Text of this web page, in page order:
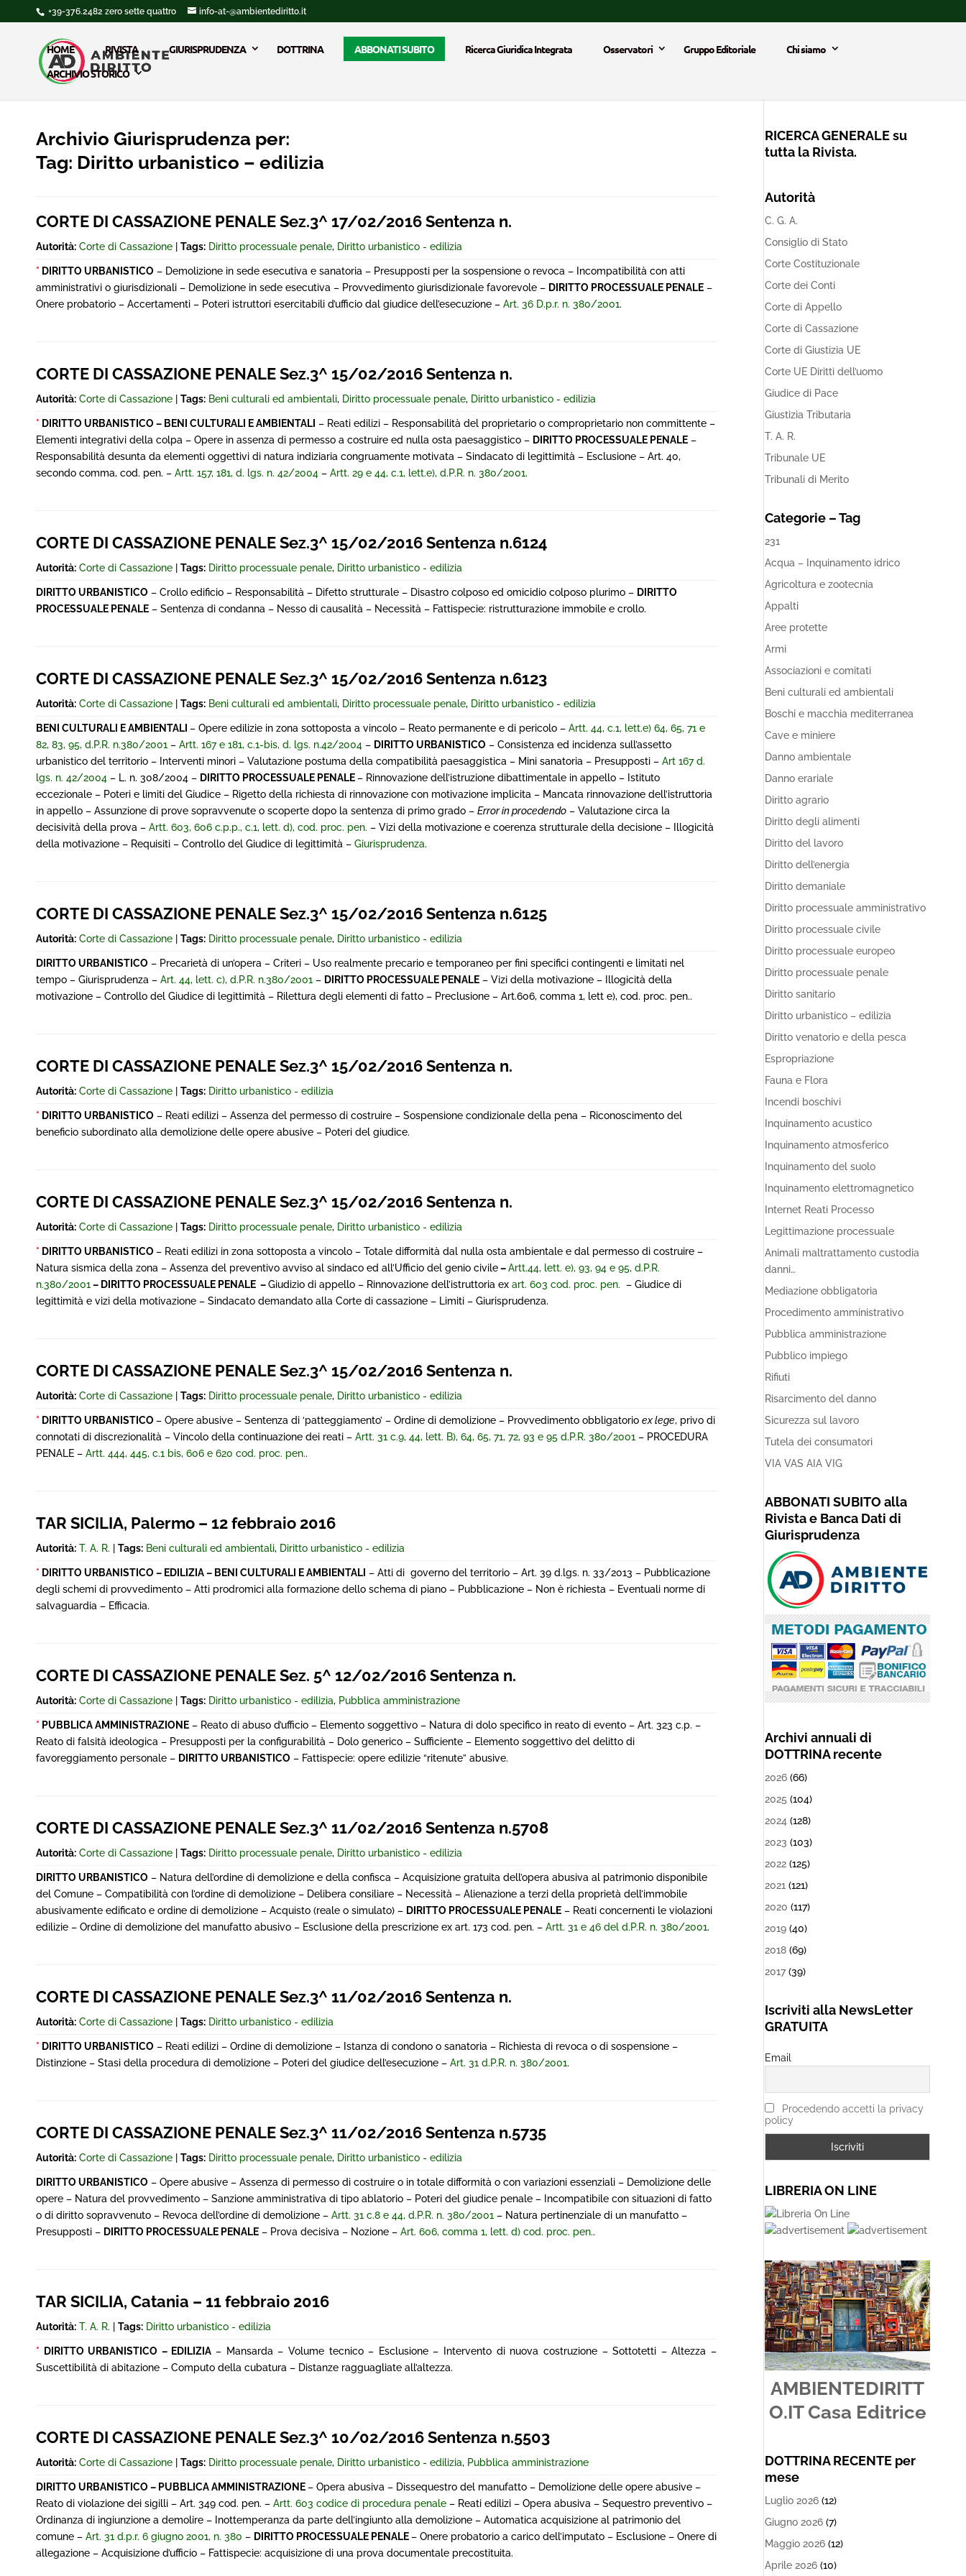
+39-376.2482 zero sette quattro info-at-@ambientediritto.it
HOME RIVISTA GIURISPRUDENZA DOTTRINA ABBONATI SUBITO Ricerca Giuridica Integrata Osservatori Gruppo Editoriale
Chi siamo
ARCHIVIO STORICO
Archivio Giurisprudenza per:
Tag: Diritto urbanistico – edilizia
CORTE DI CASSAZIONE PENALE Sez.3^ 17/02/2016 Sentenza n.
Autorità: Corte di Cassazione Tags: Diritto processuale penale, Diritto urbanistico - edilizia
* DIRITTO URBANISTICO – Demolizione in sede esecutiva e sanatoria – Presupposti per la sospensione o revoca – Incompatibilità con atti
amministrativi o giurisdizionali – Demolizione in sede esecutiva – Provvedimento giurisdizionale favorevole – DIRITTO PROCESSUALE PENALE –
Onere probatorio – Accertamenti – Poteri istruttori esercitabili d’ufficio dal giudice dell’esecuzione – Art. 36 D.p.r. n. 380/2001.
CORTE DI CASSAZIONE PENALE Sez.3^ 15/02/2016 Sentenza n.
Autorità: Corte di Cassazione Tags: Beni culturali ed ambientali, Diritto processuale penale, Diritto urbanistico - edilizia
* DIRITTO URBANISTICO – BENI CULTURALI E AMBIENTALI – Reati edilizi – Responsabilità del proprietario o comproprietario non committente –
Elementi integrativi della colpa – Opere in assenza di permesso a costruire ed nulla osta paesaggistico – DIRITTO PROCESSUALE PENALE –
Responsabilità desunta da elementi oggettivi di natura indiziaria congruamente motivata – Sindacato di legittimità – Esclusione – Art. 40,
secondo comma, cod. pen. – Artt. 157, 181, d. lgs. n. 42/2004 – Artt. 29 e 44, c.1, lett.e), d.P.R. n. 380/2001.
CORTE DI CASSAZIONE PENALE Sez.3^ 15/02/2016 Sentenza n.6124
Autorità: Corte di Cassazione Tags: Diritto processuale penale, Diritto urbanistico - edilizia
DIRITTO URBANISTICO – Crollo edificio – Responsabilità – Difetto strutturale – Disastro colposo ed omicidio colposo plurimo – DIRITTO
PROCESSUALE PENALE – Sentenza di condanna – Nesso di causalità – Necessità – Fattispecie: ristrutturazione immobile e crollo.
CORTE DI CASSAZIONE PENALE Sez.3^ 15/02/2016 Sentenza n.6123
Autorità: Corte di Cassazione Tags: Beni culturali ed ambientali, Diritto processuale penale, Diritto urbanistico - edilizia
BENI CULTURALI E AMBIENTALI – Opere edilizie in zona sottoposta a vincolo – Reato permanente e di pericolo – Artt. 44, c.1, lett.e) 64, 65, 71 e
82, 83, 95, d.P.R. n.380/2001 – Artt. 167 e 181, c.1-bis, d. lgs. n.42/2004 – DIRITTO URBANISTICO – Consistenza ed incidenza sull’assetto
urbanistico del territorio – Interventi minori – Valutazione postuma della compatibilità paesaggistica – Mini sanatoria – Presupposti – Art 167 d.
lgs. n. 42/2004 – L. n. 308/2004 – DIRITTO PROCESSUALE PENALE– Rinnovazione dell’istruzione dibattimentale in appello – Istituto
eccezionale – Poteri e limiti del Giudice – Rigetto della richiesta di rinnovazione con motivazione implicita – Mancata rinnovazione dell’istruttoria
in appello – Assunzione di prove sopravvenute o scoperte dopo la sentenza di primo grado – Error in procedendo – Valutazione circa la
decisività della prova – Artt. 603, 606 c.p.p., c.1, lett. d), cod. proc. pen. – Vizi della motivazione e coerenza strutturale della decisione – Illogicità
della motivazione – Requisiti – Controllo del Giudice di legittimità – Giurisprudenza.
CORTE DI CASSAZIONE PENALE Sez.3^ 15/02/2016 Sentenza n.6125
Autorità: Corte di Cassazione Tags: Diritto processuale penale, Diritto urbanistico - edilizia
DIRITTO URBANISTICO – Precarietà di un’opera – Criteri – Uso realmente precario e temporaneo per fini specifici contingenti e limitati nel
tempo – Giurisprudenza – Art. 44, lett. c), d.P.R. n.380/2001 – DIRITTO PROCESSUALE PENALE – Vizi della motivazione – Illogicità della
motivazione – Controllo del Giudice di legittimità – Rilettura degli elementi di fatto – Preclusione – Art.606, comma 1, lett e), cod. proc. pen..
CORTE DI CASSAZIONE PENALE Sez.3^ 15/02/2016 Sentenza n.
Autorità: Corte di Cassazione Tags: Diritto urbanistico - edilizia
* DIRITTO URBANISTICO – Reati edilizi – Assenza del permesso di costruire – Sospensione condizionale della pena – Riconoscimento del
beneficio subordinato alla demolizione delle opere abusive – Poteri del giudice.
CORTE DI CASSAZIONE PENALE Sez.3^ 15/02/2016 Sentenza n.
Autorità: Corte di Cassazione Tags: Diritto processuale penale, Diritto urbanistico - edilizia
* DIRITTO URBANISTICO– Reati edilizi in zona sottoposta a vincolo – Totale difformità dal nulla osta ambientale e dal permesso di costruire –
Natura sismica della zona – Assenza del preventivo avviso al sindaco ed all’Ufficio del genio civile–Artt.44, lett. e), 93, 94 e 95, d.P.R.
n.380/2001– DIRITTO PROCESSUALE PENALE –Giudizio di appello – Rinnovazione dell’istruttoria ex art. 603 cod. proc. pen. – Giudice di
legittimità e vizi della motivazione – Sindacato demandato alla Corte di cassazione – Limiti – Giurisprudenza.
CORTE DI CASSAZIONE PENALE Sez.3^ 15/02/2016 Sentenza n.
Autorità: Corte di Cassazione Tags: Diritto processuale penale, Diritto urbanistico - edilizia
* DIRITTO URBANISTICO– Opere abusive – Sentenza di ‘patteggiamento’ – Ordine di demolizione – Provvedimento obbligatorio ex lege, privo di
connotati di discrezionalità – Vincolo della continuazione dei reati – Artt. 31 c.9, 44, lett. B), 64, 65, 71, 72, 93 e 95 d.P.R. 380/2001 – PROCEDURA
PENALE – Artt. 444, 445, c.1 bis, 606 e 620 cod. proc. pen..
TAR SICILIA, Palermo – 12 febbraio 2016
Autorità: T. A. R. Tags: Beni culturali ed ambientali, Diritto urbanistico - edilizia
* DIRITTO URBANISTICO – EDILIZIA – BENI CULTURALI E AMBIENTALI – Atti di governo del territorio – Art. 39 d.lgs. n. 33/2013 – Pubblicazione
degli schemi di provvedimento – Atti prodromici alla formazione dello schema di piano – Pubblicazione – Non è richiesta – Eventuali norme di
salvaguardia – Efficacia.
CORTE DI CASSAZIONE PENALE Sez. 5^ 12/02/2016 Sentenza n.
Autorità: Corte di Cassazione Tags: Diritto urbanistico - edilizia, Pubblica amministrazione
* PUBBLICA AMMINISTRAZIONE – Reato di abuso d’ufficio – Elemento soggettivo – Natura di dolo specifico in reato di evento – Art. 323 c.p. –
Reato di falsità ideologica – Presupposti per la configurabilità – Dolo generico – Sufficiente – Elemento soggettivo del delitto di
favoreggiamento personale – DIRITTO URBANISTICO – Fattispecie: opere edilizie “ritenute” abusive.
CORTE DI CASSAZIONE PENALE Sez.3^ 11/02/2016 Sentenza n.5708
Autorità: Corte di Cassazione Tags: Diritto processuale penale, Diritto urbanistico - edilizia
DIRITTO URBANISTICO – Natura dell’ordine di demolizione e della confisca – Acquisizione gratuita dell’opera abusiva al patrimonio disponibile
del Comune – Compatibilità con l’ordine di demolizione – Delibera consiliare – Necessità – Alienazione a terzi della proprietà dell’immobile
abusivamente edificato e ordine di demolizione – Acquisto (reale o simulato) – DIRITTO PROCESSUALE PENALE – Reati concernenti le violazioni
edilizie – Ordine di demolizione del manufatto abusivo – Esclusione della prescrizione ex art. 173 cod. pen. – Artt. 31 e 46 del d.P.R. n. 380/2001.
CORTE DI CASSAZIONE PENALE Sez.3^ 11/02/2016 Sentenza n.
Autorità: Corte di Cassazione Tags: Diritto urbanistico - edilizia
* DIRITTO URBANISTICO – Reati edilizi – Ordine di demolizione – Istanza di condono o sanatoria – Richiesta di revoca o di sospensione –
Distinzione – Stasi della procedura di demolizione – Poteri del giudice dell’esecuzione – Art. 31 d.P.R. n. 380/2001.
CORTE DI CASSAZIONE PENALE Sez.3^ 11/02/2016 Sentenza n.5735
Autorità: Corte di Cassazione Tags: Diritto processuale penale, Diritto urbanistico - edilizia
DIRITTO URBANISTICO – Opere abusive – Assenza di permesso di costruire o in totale difformità o con variazioni essenziali – Demolizione delle
opere – Natura del provvedimento – Sanzione amministrativa di tipo ablatorio – Poteri del giudice penale – Incompatibile con situazioni di fatto
o di diritto sopravvenuto – Revoca dell’ordine di demolizione – Artt. 31 c.8 e 44, d.P.R. n. 380/2001 – Natura pertinenziale di un manufatto –
Presupposti – DIRITTO PROCESSUALE PENALE – Prova decisiva – Nozione – Art. 606, comma 1, lett. d) cod. proc. pen..
TAR SICILIA, Catania – 11 febbraio 2016
Autorità: T. A. R. Tags: Diritto urbanistico - edilizia
* DIRITTO URBANISTICO – EDILIZIA– Mansarda – Volume tecnico – Esclusione – Intervento di nuova costruzione – Sottotetti – Altezza –
Suscettibilità di abitazione – Computo della cubatura – Distanze ragguagliate all’altezza.
CORTE DI CASSAZIONE PENALE Sez.3^ 10/02/2016 Sentenza n.5503
Autorità: Corte di Cassazione Tags: Diritto processuale penale, Diritto urbanistico - edilizia, Pubblica amministrazione
DIRITTO URBANISTICO – PUBBLICA AMMINISTRAZIONE– Opera abusiva – Dissequestro del manufatto – Demolizione delle opere abusive –
Reato di violazione dei sigilli – Art. 349 cod. pen. – Artt. 603 codice di procedura penale – Reati edilizi – Opera abusiva – Sequestro preventivo –
Ordinanza di ingiunzione a demolire – Inottemperanza da parte dell’ingiunto alla demolizione – Automatica acquisizione al patrimonio del
comune – Art. 31 d.p.r. 6 giugno 2001, n. 380 – DIRITTO PROCESSUALE PENALE– Onere probatorio a carico dell’imputato – Esclusione – Onere di
allegazione – Acquisizione d’ufficio – Fattispecie: acquisizione di una prova documentale precostituita.
RICERCA GENERALE su
tutta la Rivista.
Autorità
C. G. A.
Consiglio di Stato
Corte Costituzionale
Corte dei Conti
Corte di Appello
Corte di Cassazione
Corte di Giustizia UE
Corte UE Diritti dell’uomo
Giudice di Pace
Giustizia Tributaria
T. A. R.
Tribunale UE
Tribunali di Merito
Categorie – Tag
231
Acqua – Inquinamento idrico
Agricoltura e zootecnia
Appalti
Aree protette
Armi
Associazioni e comitati
Beni culturali ed ambientali
Boschi e macchia mediterranea
Cave e miniere
Danno ambientale
Danno erariale
Diritto agrario
Diritto degli alimenti
Diritto del lavoro
Diritto dell’energia
Diritto demaniale
Diritto processuale amministrativo
Diritto processuale civile
Diritto processuale europeo
Diritto processuale penale
Diritto sanitario
Diritto urbanistico – edilizia
Diritto venatorio e della pesca
Espropriazione
Fauna e Flora
Incendi boschivi
Inquinamento acustico
Inquinamento atmosferico
Inquinamento del suolo
Inquinamento elettromagnetico
Internet Reati Processo
Legittimazione processuale
Animali maltrattamento custodia
danni…
Mediazione obbligatoria
Procedimento amministrativo
Pubblica amministrazione
Pubblico impiego
Rifiuti
Risarcimento del danno
Sicurezza sul lavoro
Tutela dei consumatori
VIA VAS AIA VIG
ABBONATI SUBITO alla
Rivista e Banca Dati di
Giurisprudenza
Archivi annuali di
DOTTRINA recente
2026 (66)
2025 (104)
2024 (128)
2023 (103)
2022 (125)
2021 (121)
2020 (117)
2019 (40)
2018 (69)
2017(39)
Iscriviti alla NewsLetter
GRATUITA
Email
Procedendo accetti la privacy
policy
LIBRERIA ON LINE
AMBIENTEDIRITT
O.IT Casa Editrice
DOTTRINA RECENTE per
mese
Luglio 2026 (12)
Giugno 2026 (7)
Maggio 2026 (12)
Aprile 2026 (10)